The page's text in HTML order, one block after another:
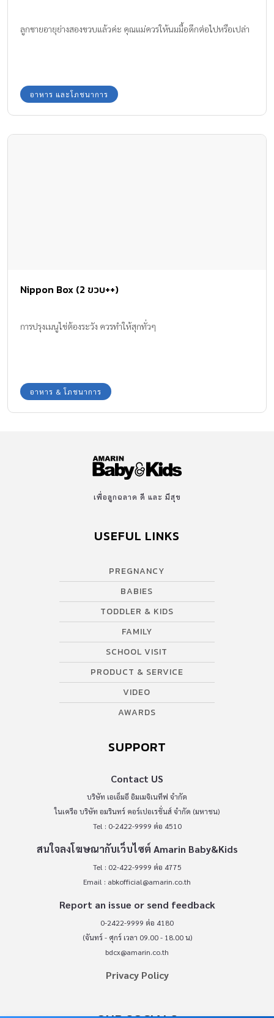
ลูกชายอายุย่างสองขวบแล้วค่ะ คุณแม่ควรให้นมมื้อดึกต่อไปหรือเปล่า
อาหาร และโภชนาการ
Nippon Box (2 ขวบ++)
การปรุงเมนูไข่ต้องระวัง ควรทำให้สุกทั่วๆ
อาหาร & โภชนาการ
เพื่อลูกฉลาด ดี และ มีสุข
USEFUL LINKS
PREGNANCY
BABIES
TODDLER & KIDS
FAMILY
SCHOOL VISIT
PRODUCT & SERVICE
VIDEO
AWARDS
SUPPORT
Contact US
บริษัท เอเอ็มอี อิมเมจิเนทีฟ จำกัด
ในเครือ บริษัท อมรินทร์ คอร์เปอเรชั่นส์ จำกัด (มหาชน)
Tel : 0-2422-9999 ต่อ 4510
สนใจลงโฆษณากับเว็บไซต์ Amarin Baby&Kids
Tel : 02-422-9999 ต่อ 4775
Email : abkofficial@amarin.co.th
Report an issue or send feedback
0-2422-9999 ต่อ 4180
(จันทร์ - ศุกร์ เวลา 09.00 - 18.00 น)
bdcx@amarin.co.th
Privacy Policy